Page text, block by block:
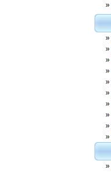
»
»
»
»
»
»
»
»
»
»
»
»